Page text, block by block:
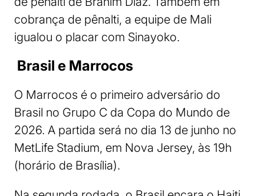
cobrança de pênalti, a equipe de Mali
igualou o placar com Sinayoko.
Brasil e Marrocos
O Marrocos é o primeiro adversário do
Brasil no Grupo C da Copa do Mundo de
2026. A partida será no dia 13 de junho no
MetLife Stadium, em Nova Jersey, às 19h
(horário de Brasília).